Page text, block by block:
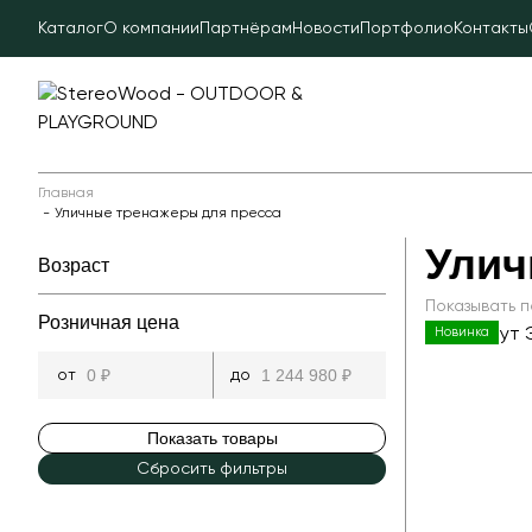
КаталогО компании Партнёрам Новости Портфолио Контакты
Главная
Уличные тренажеры для пресса
Возраст
Розничная цена
Показать товары
Сбросить фильтры
Показывать
Новинка